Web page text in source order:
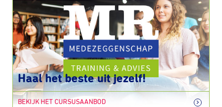
Haal het beste uit jezelf!
BEKIJK HET CURSUSAANBOD